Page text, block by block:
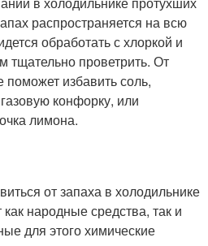
распространяется на всю
обработать с хлоркой и
тщательно проветрить. От
поможет избавить соль,
конфорку, или
лимона.
от запаха в холодильнике
народные средства, так и
для этого химические